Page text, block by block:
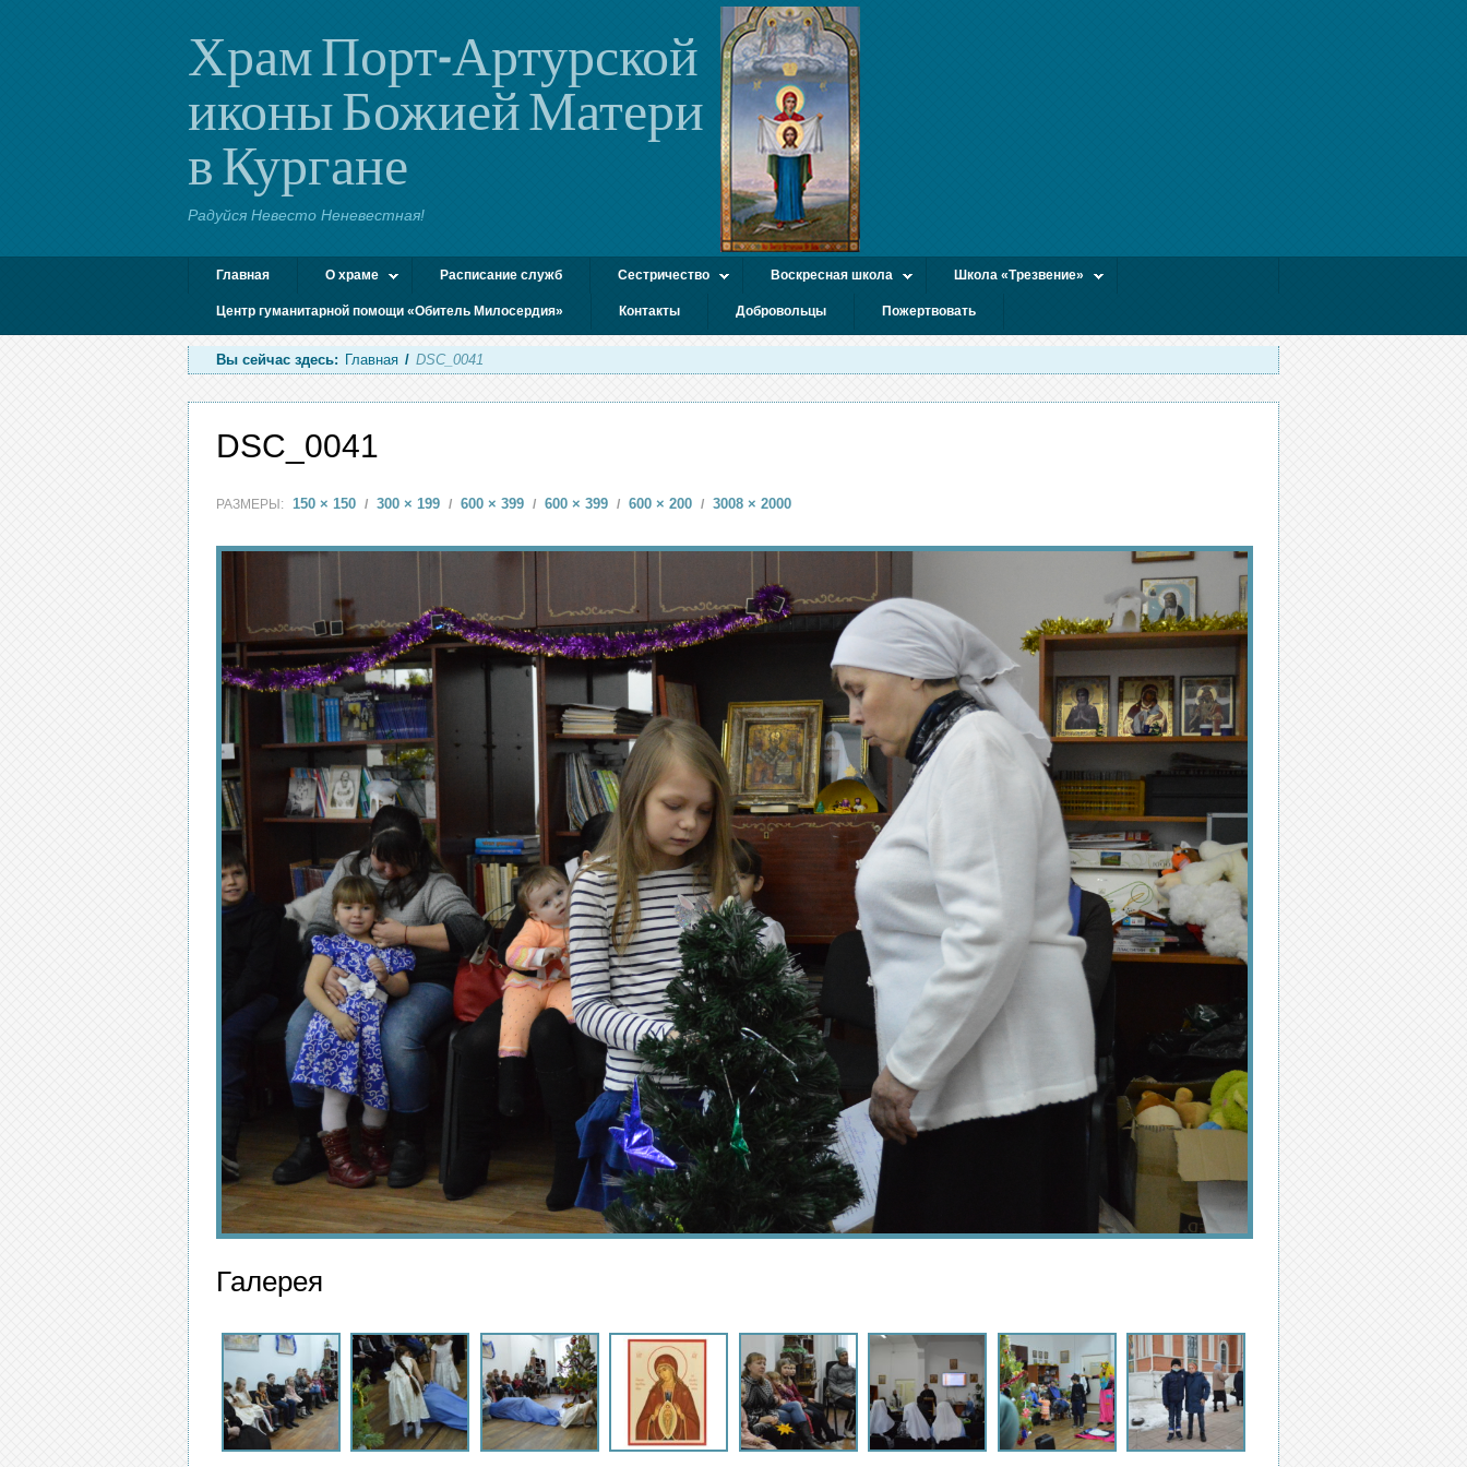
Храм Порт-Артурской
иконы Божией Матери
в Кургане
Радуйся Невесто Неневестная!
Главная О храме Расписание служб Сестричество Воскресная школа Школа «Трезвение»
Центр гуманитарной помощи «Обитель Милосердия» Контакты Добровольцы Пожертвовать
Вы сейчас здесь: Главная / DSC_0041
DSC_0041
РАЗМЕРЫ: 150 × 150 / 300 × 199 / 600 × 399 / 600 × 399 / 600 × 200 / 3008 × 2000
Галерея